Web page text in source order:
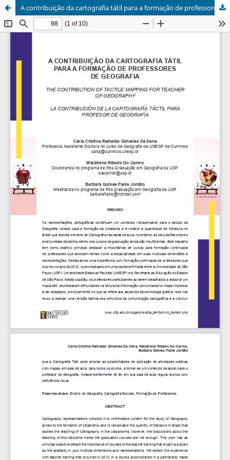
A contribuição da cartografia tátil para a formação de professores de geografia